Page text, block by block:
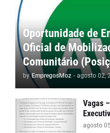
Oportunidade de
Oficial de
Comunitário
by EmpregosMoz - agosto 02,
Vagas
agosto